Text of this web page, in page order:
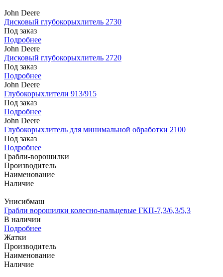
John Deere
Дисковый глубокорыхлитель 2730
Под заказ
Подробнее
John Deere
Дисковый глубокорыхлитель 2720
Под заказ
Подробнее
John Deere
Глубокорыхлители 913/915
Под заказ
Подробнее
John Deere
Глубокорыхлитель для минимальной обработки 2100
Под заказ
Подробнее
Грабли-ворошилки
Производитель
Наименование
Наличие
Унисибмаш
Грабли ворошилки колесно-пальцевые ГКП-7,3/6,3/5,3
В наличии
Подробнее
Жатки
Производитель
Наименование
Наличие